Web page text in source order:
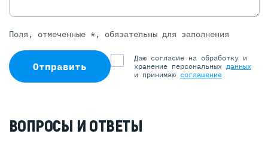
Поля, отмеченные *, обязательны для заполнения
Отправить
Даю согласие на обработку и
хранение персональных данных
и принимаю соглашение
ВОПРОСЫ И ОТВЕТЫ